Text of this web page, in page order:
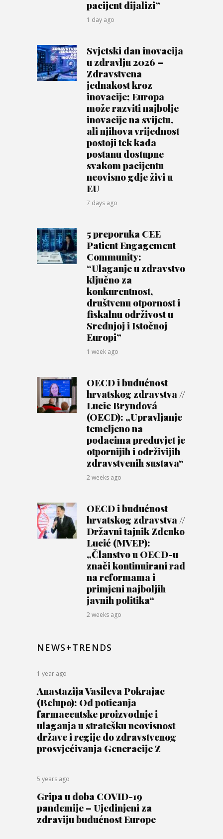
pacijent dijalizi”
1 day ago
Svjetski dan inovacija
u zdravlju 2026 –
Zdravstvena
jednakost kroz
inovacije; Europa
može razviti najbolje
inovacije na svijetu,
ali njihova vrijednost
postoji tek kada
postanu dostupne
svakom pacijentu
neovisno gdje živi u
EU
7 days ago
5 preporuka CEE
Patient Engagement
Community:
“Ulaganje u zdravstvo
ključno za
konkurentnost,
društvenu otpornost i
fiskalnu održivost u
Srednjoj i Istočnoj
Europi”
1 week ago
OECD i budućnost
hrvatskog zdravstva //
Lucie Bryndová
(OECD): „Upravljanje
temeljeno na
podacima preduvjet je
otpornijih i održivijih
zdravstvenih sustava“
2 weeks ago
OECD i budućnost
hrvatskog zdravstva //
Državni tajnik Zdenko
Lucić (MVEP):
„Članstvo u OECD-u
znači kontinuirani rad
na reformama i
primjeni najboljih
javnih politika“
2 weeks ago
NEWS+TRENDS
1 year ago
Anastazija Vasileva Pokrajac
(Belupo): Od poticanja
farmaceutske proizvodnje i
ulaganja u stratešku neovisnost
države i regije do zdravstvenog
prosvjećivanja Generacije Z
5 years ago
Gripa u doba COVID-19
pandemije – Ujedinjeni za
zdraviju budućnost Europe